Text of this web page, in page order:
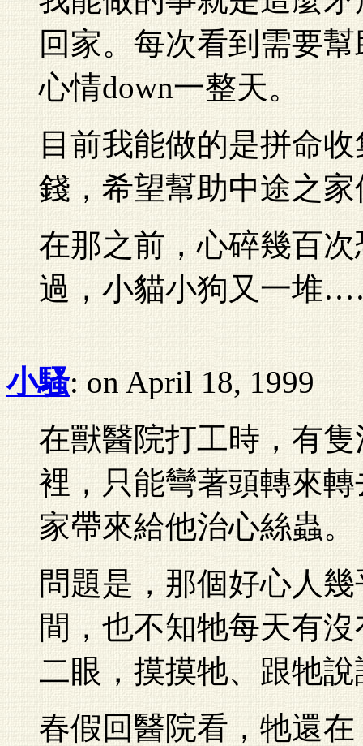
回家。每次看到需要
心情down一整天。
目前我能做的是拼命
錢，希望幫助中途之
在那之前，心碎幾百
過，小貓小狗又一堆
小騷: on April 18, 1999
在獸醫院打工時，有
裡，只能彎著頭轉來
家帶來給他治心絲蟲。
問題是，那個好心人
間，也不知牠每天有
二眼，摸摸牠、跟牠
春假回醫院看，牠還